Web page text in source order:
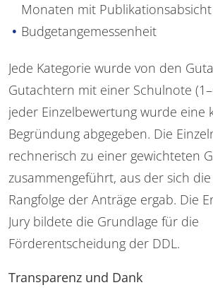
Monaten mit Publikationsabsicht
Budgetangemessenheit
Jede Kategorie wurde von den
Gutachtern mit einer Schulnote
jeder Einzelbewertung wurde eine
Begründung abgegeben. Die
rechnerisch zu einer gewichteten
zusammengeführt, aus der sich
Rangfolge der Anträge ergab. Die
Jury bildete die Grundlage für die
Förderentscheidung der DDL.
Transparenz und Dank